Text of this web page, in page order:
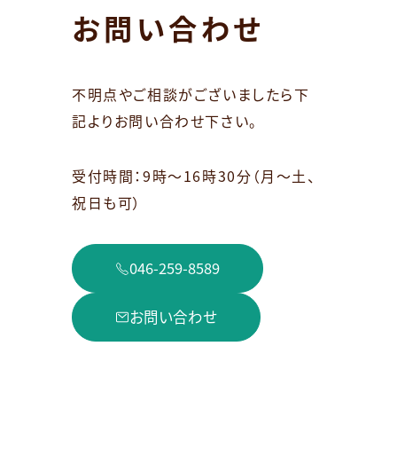
お問い合わせ
不明点やご相談がございましたら下
記よりお問い合わせ下さい。
受付時間：9時～16時30分（月～土、
祝日も可）
046-259-8589
お問い合わせ